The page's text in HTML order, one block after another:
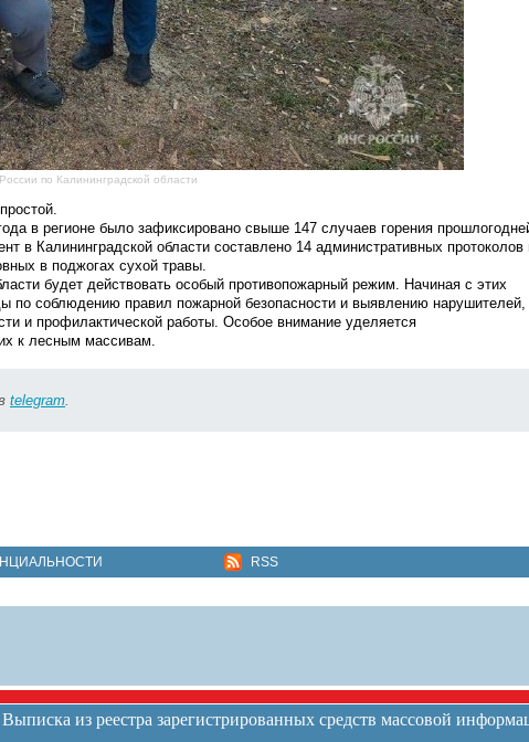
по Калининградской области
в регионе было зафиксировано свыше 147 случаев горения
в Калининградской области составлено 14 административных протоколов
в поджогах сухой травы.
будет действовать особый противопожарный режим. Начиная с этих
по соблюдению правил пожарной безопасности и выявлению нарушителей,
и профилактической работы. Особое внимание уделяется
к лесным массивам.
telegram
RSS
Выписка из реестра зарегистрированных средств массовой